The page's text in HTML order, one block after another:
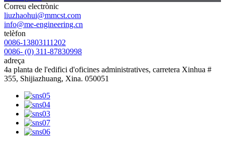
Correu electrònic
liuzhaohui@mmcst.com
info@me-engineering.cn
telèfon
0086-13803111202
0086- (0) 311-87830998
adreça
4a planta de l'edifici d'oficines administratives, carretera Xinhua #
355, Shijiazhuang, Xina. 050051